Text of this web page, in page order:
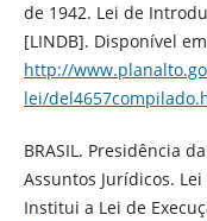
de 1942. Lei de
[LINDB]. Disponível
http://
lei/
BRASIL. Presidência
Assuntos Jurídicos.
Institui a Lei de